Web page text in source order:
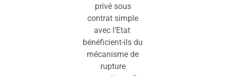
privé sous
contrat simple
avec l’Etat
bénéficient-ils du
mécanisme de
rupture